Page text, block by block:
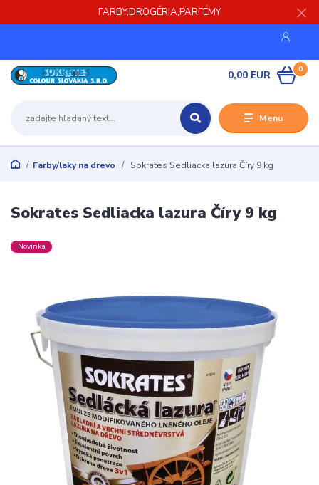
FARBY,DROGÉRIA,PARFÉMY
Menu
0
0,00 EUR
Farby/laky na drevo Sokrates Sedliacka lazura Číry 9 kg
Sokrates Sedliacka lazura Číry 9 kg
Novinka